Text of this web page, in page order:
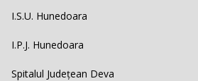
I.S.U. Hunedoara
I.P.J. Hunedoara
Spitalul Județean Deva